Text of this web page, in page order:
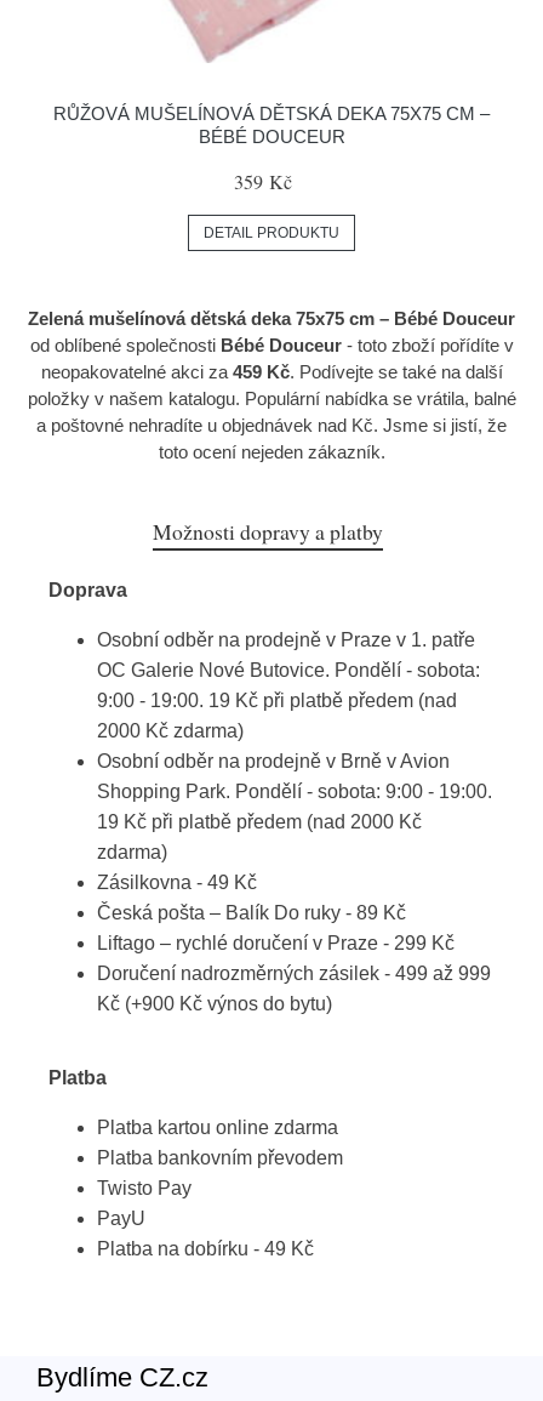
RŮŽOVÁ MUŠELÍNOVÁ DĚTSKÁ DEKA 75X75 CM –
BÉBÉ DOUCEUR
359 Kč
DETAIL PRODUKTU
Zelená mušelínová dětská deka 75x75 cm – Bébé Douceur
od oblíbené společnosti Bébé Douceur- toto zboží pořídíte v
neopakovatelné akci za 459 Kč. Podívejte se také na další
položky v našem katalogu. Populární nabídka se vrátila, balné
a poštovné nehradíte u objednávek nad Kč. Jsme si jistí, že
toto ocení nejeden zákazník.
Možnosti dopravy a platby
Doprava
Osobní odběr na prodejně v Praze v 1. patře
OC Galerie Nové Butovice. Pondělí - sobota:
9:00 - 19:00. 19 Kč při platbě předem (nad
2000 Kč zdarma)
Osobní odběr na prodejně v Brně v Avion
Shopping Park. Pondělí - sobota: 9:00 - 19:00.
19 Kč při platbě předem (nad 2000 Kč
zdarma)
Zásilkovna - 49 Kč
Česká pošta – Balík Do ruky - 89 Kč
Liftago – rychlé doručení v Praze - 299 Kč
Doručení nadrozměrných zásilek - 499 až 999
Kč (+900 Kč výnos do bytu)
Platba
Platba kartou online zdarma
Platba bankovním převodem
Twisto Pay
PayU
Platba na dobírku - 49 Kč
Bydlíme CZ.cz